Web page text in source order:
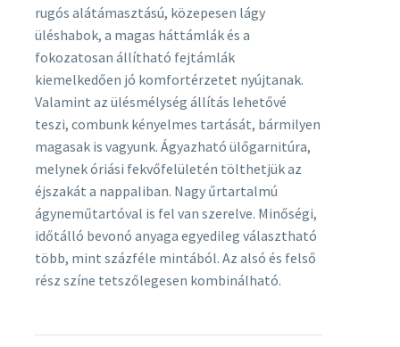
rugós alátámasztású, közepesen lágy
üléshabok, a magas háttámlák és a
fokozatosan állítható fejtámlák
kiemelkedően jó komfortérzetet nyújtanak.
Valamint az ülésmélység állítás lehetővé
teszi, combunk kényelmes tartását, bármilyen
magasak is vagyunk. Ágyazható ülőgarnitúra,
melynek óriási fekvőfelületén tölthetjük az
éjszakát a nappaliban. Nagy űrtartalmú
ágyneműtartóval is fel van szerelve. Minőségi,
időtálló bevonó anyaga egyedileg választható
több, mint százféle mintából. Az alsó és felső
rész színe tetszőlegesen kombinálható.